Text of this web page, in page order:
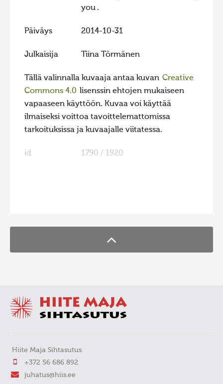
Hiite kuvavõistlus 2009
Hiite kuvavõistlus 2008
you .
Päiväys 2014-10-31
Julkaisija Tiina Törmänen
Tällä valinnalla kuvaaja antaa kuvan Creative
Commons 4.0 lisenssin ehtojen mukaiseen
vapaaseen käyttöön. Kuvaa voi käyttää
ilmaiseksi voittoa tavoittelemattomissa
tarkoituksissa ja kuvaajalle viitatessa.
id 1790 / 1920
Hiite Maja Sihtasutus
+372 56 686 892
juhatus@hiis.ee